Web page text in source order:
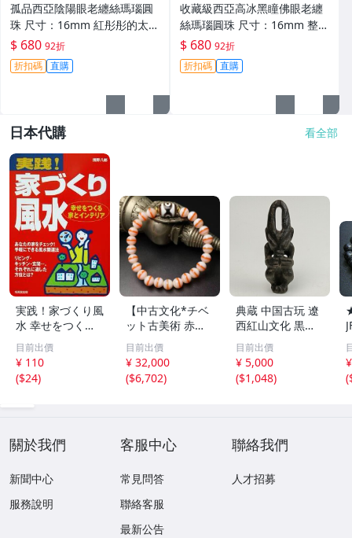
孤品西亞陰陽眼老纏絲瑪瑙圓
珠 尺寸：16mm 紅彤彤的太陽
眼黑瞳天眼，呈現陰 天珠 瑪瑙
古玩 二手【德寶齋】6343
$ 680 92折
折扣碼 直購
收藏級西亞高冰黑瞳佛眼老纏
絲瑪瑙圓珠 尺寸：16mm 整顆
珠子通體高冰，只有 天珠 瑪瑙
古玩 二手【德寶齋】6344
$ 680 92折
折扣碼 直購
日本代購 看全部
実践！家づくり風
水 幸せをつくる
家とインテリア/
浅野八郎(著者)
目前出價
¥ 110
($24)
【中古文化*チベ
ット古美術 赤縞
天眼瑪瑙丸珠 天
地天珠組み合わせ
ブレスレット 縞
瑪瑙 古玩 アンテ
目前出價
¥ 32,000
($6,702)
典蔵 中国古玩 遼
西紅山文化 黒曜
石 黒皮玉 太陽神
祈祷像 唐物 骨董
品 古美術 古玉 彫
刻 時代物 魔除け
目前出價
¥ 5,000
($1,048)
(
關於我們
新聞中心
服務說明
客服中心
常見問答
聯絡客服
最新公告
聯絡我們
人才招募